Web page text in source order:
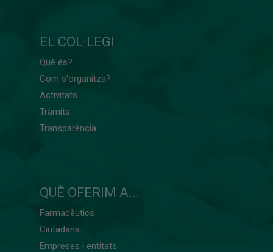
EL COL·LEGI
Què és?
Com s'organitza?
Activitats
Tràmits
Transparència
QUÈ OFERIM A...
Farmacèutics
Ciutadans
Empreses i entitats